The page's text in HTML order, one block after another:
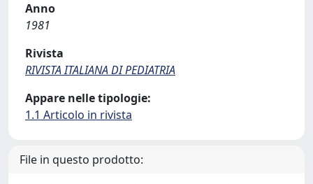
Anno
1981
Rivista
RIVISTA ITALIANA DI PEDIATRIA
Appare nelle tipologie:
1.1 Articolo in rivista
File in questo prodotto: